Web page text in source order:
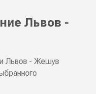
Львов -
Львов - Жешув